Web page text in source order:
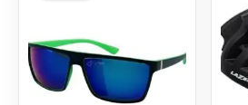
era:
$12.$8.